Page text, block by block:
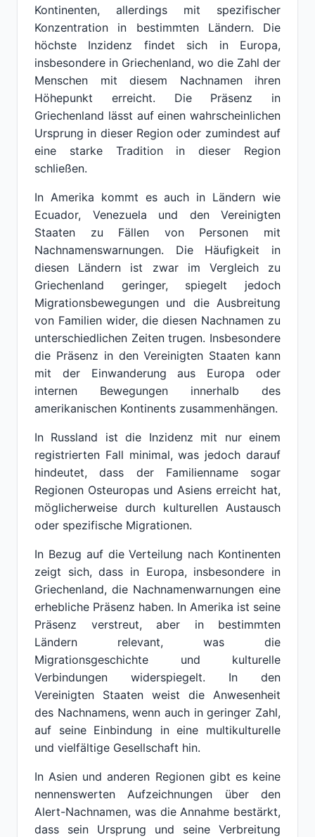
Kontinenten, allerdings mit spezifischer
Konzentration in bestimmten Ländern. Die
höchste Inzidenz findet sich in Europa,
insbesondere in Griechenland, wo die Zahl der
Menschen mit diesem Nachnamen ihren
Höhepunkt erreicht. Die Präsenz in
Griechenland lässt auf einen wahrscheinlichen
Ursprung in dieser Region oder zumindest auf
eine starke Tradition in dieser Region
schließen.
In Amerika kommt es auch in Ländern wie
Ecuador, Venezuela und den Vereinigten
Staaten zu Fällen von Personen mit
Nachnamenswarnungen. Die Häufigkeit in
diesen Ländern ist zwar im Vergleich zu
Griechenland geringer, spiegelt jedoch
Migrationsbewegungen und die Ausbreitung
von Familien wider, die diesen Nachnamen zu
unterschiedlichen Zeiten trugen. Insbesondere
die Präsenz in den Vereinigten Staaten kann
mit der Einwanderung aus Europa oder
internen Bewegungen innerhalb des
amerikanischen Kontinents zusammenhängen.
In Russland ist die Inzidenz mit nur einem
registrierten Fall minimal, was jedoch darauf
hindeutet, dass der Familienname sogar
Regionen Osteuropas und Asiens erreicht hat,
möglicherweise durch kulturellen Austausch
oder spezifische Migrationen.
In Bezug auf die Verteilung nach Kontinenten
zeigt sich, dass in Europa, insbesondere in
Griechenland, die Nachnamenwarnungen eine
erhebliche Präsenz haben. In Amerika ist seine
Präsenz verstreut, aber in bestimmten
Ländern relevant, was die
Migrationsgeschichte und kulturelle
Verbindungen widerspiegelt. In den
Vereinigten Staaten weist die Anwesenheit
des Nachnamens, wenn auch in geringer Zahl,
auf seine Einbindung in eine multikulturelle
und vielfältige Gesellschaft hin.
In Asien und anderen Regionen gibt es keine
nennenswerten Aufzeichnungen über den
Alert-Nachnamen, was die Annahme bestärkt,
dass sein Ursprung und seine Verbreitung